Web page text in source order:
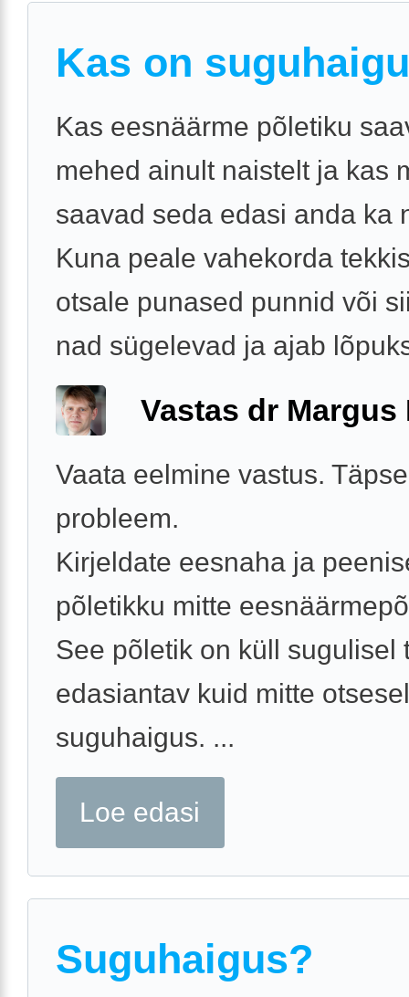
Kas on
Kas eesnäärme põletiku
mehed ainult naistelt ja kas
saavad seda edasi anda ka
Kuna peale vahekorda
otsale punased punnid või
nad sügelevad ja ajab
Vastas dr Margus
Vaata eelmine vastus.
probleem.
Kirjeldate eesnaha ja
põletikku mitte
See põletik on küll sugulisel
edasiantav kuid mitte
suguhaigus. ...
Loe edasi
Suguhaigus?